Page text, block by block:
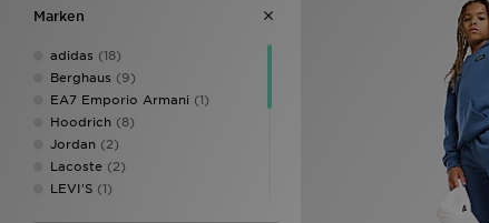
Marken
adidas (18)
Berghaus (9)
EA7 Emporio Armani (1)
Hoodrich (8)
Jordan (2)
Lacoste (2)
LEVI'S (1)